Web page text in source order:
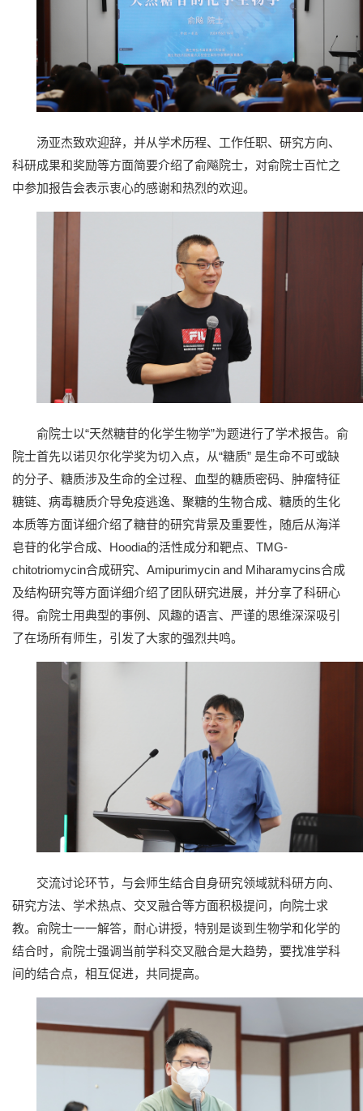
汤亚杰致欢迎辞，并从学术历程、工作任职、研究方向、
科研成果和奖励等方面简要介绍了俞飚院士，对俞院士百忙之
中参加报告会表示衷心的感谢和热烈的欢迎。
俞院士以“天然糖苷的化学生物学”为题进行了学术报告。俞
院士首先以诺贝尔化学奖为切入点，从“糖质” 是生命不可或缺
的分子、糖质涉及生命的全过程、血型的糖质密码、肿瘤特征
糖链、病毒糖质介导免疫逃逸、聚糖的生物合成、糖质的生化
本质等方面详细介绍了糖苷的研究背景及重要性，随后从海洋
皂苷的化学合成、Hoodia的活性成分和靶点、TMG-
chitotriomycin合成研究、Amipurimycin and Miharamycins合成
及结构研究等方面详细介绍了团队研究进展，并分享了科研心
得。俞院士用典型的事例、风趣的语言、严谨的思维深深吸引
了在场所有师生，引发了大家的强烈共鸣。
交流讨论环节，与会师生结合自身研究领域就科研方向、
研究方法、学术热点、交叉融合等方面积极提问，向院士求
教。俞院士一一解答，耐心讲授，特别是谈到生物学和化学的
结合时，俞院士强调当前学科交叉融合是大趋势，要找准学科
间的结合点，相互促进，共同提高。